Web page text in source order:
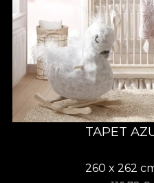
TAPET
260 x 262